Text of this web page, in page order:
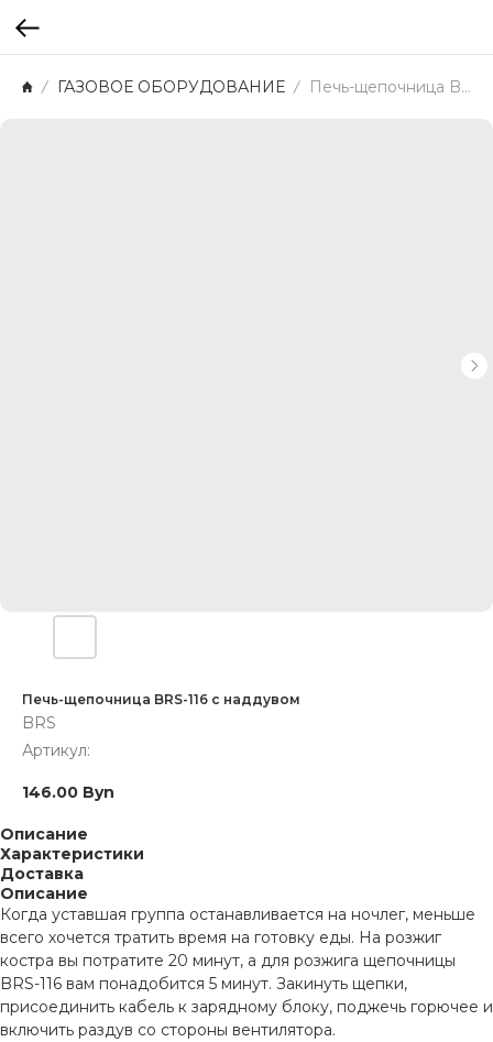
ГАЗОВОЕ ОБОРУДОВАНИЕ Печь-щепочница BRS-116 с наддувом
Печь-щепочница BRS-116 с наддувом
BRS
Артикул:
146.00 Byn
Описание
Характеристики
Доставка
Описание
Когда уставшая группа останавливается на ночлег, меньше
всего хочется тратить время на готовку еды. На розжиг
костра вы потратите 20 минут, а для розжига щепочницы
BRS-116 вам понадобится 5 минут. Закинуть щепки,
присоединить кабель к зарядному блоку, поджечь горючее и
включить раздув со стороны вентилятора.